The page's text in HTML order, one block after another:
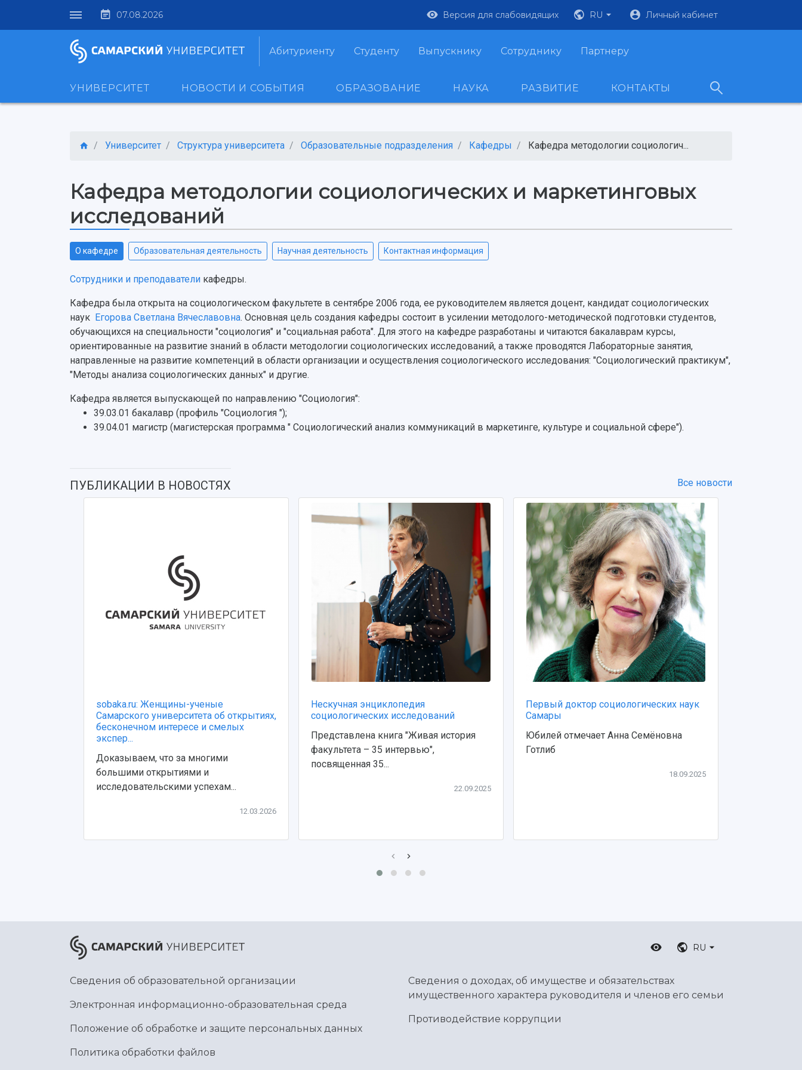
07.08.2026 Версия для слабовидящих RU Личный кабинет
Абитуриенту Студенту Выпускнику Сотруднику Партнеру
УНИВЕРСИТЕТ НОВОСТИ И СОБЫТИЯ ОБРАЗОВАНИЕ НАУКА РАЗВИТИЕ КОНТАКТЫ
Университет Структура университета Образовательные подразделения Кафедры Кафедра методологии социологич...
Кафедра методологии социологических и маркетинговых
исследований
О кафедре Образовательная деятельность Научная деятельность Контактная информация
Сотрудники и преподаватели кафедры.
Кафедра была открыта на социологическом факультете в сентябре 2006 года, ее руководителем является доцент, кандидат социологических
наук Егорова Светлана Вячеславовна. Основная цель создания кафедры состоит в усилении методолого-методической подготовки студентов,
обучающихся на специальности "социология" и "социальная работа". Для этого на кафедре разработаны и читаются бакалаврам курсы,
ориентированные на развитие знаний в области методологии социологических исследований, а также проводятся Лабораторные занятия,
направленные на развитие компетенций в области организации и осуществления социологического исследования: "Социологический практикум",
"Методы анализа социологических данных" и другие.
Кафедра является выпускающей по направлению "Социология":
39.03.01 бакалавр (профиль "Социология ");
39.04.01 магистр (магистерская программа " Социологический анализ коммуникаций в маркетинге, культуре и социальной сфере").
ПУБЛИКАЦИИ В НОВОСТЯХ Все новости
sobaka.ru: Женщины-ученые
Самарского университета об открытиях,
бесконечном интересе и смелых
экспер...
Доказываем, что за многими
большими открытиями и
исследовательскими успехам...
12.03.2026
Нескучная энциклопедия
социологических исследований
Представлена книга "Живая история
факультета – 35 интервью",
посвященная 35...
22.09.2025
Первый доктор социологических наук
Самары
Юбилей отмечает Анна Семёновна
Готлиб
18.09.2025
RU
Сведения об образовательной организации
Электронная информационно-образовательная среда
Положение об обработке и защите персональных данных
Политика обработки файлов
Сведения о доходах, об имуществе и обязательствах
имущественного характера руководителя и членов его семьи
Противодействие коррупции